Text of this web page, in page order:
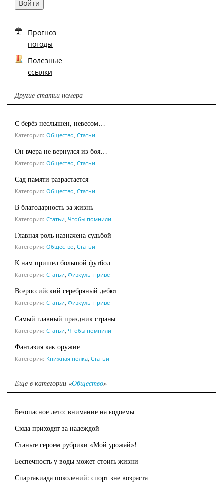
Войти
Прогноз
погоды
Полезные
ссылки
Другие статьи номера
С берёз неслышен, невесом…
Категория: Общество Статьи
Он вчера не вернулся из боя…
Категория: Общество Статьи
Сад памяти разрастается
Категория: Общество Статьи
В благодарность за жизнь
Категория: Статьи Чтобы помнили
Главная роль назначена судьбой
Категория: Общество Статьи
К нам пришел большой футбол
Категория: Статьи Физкультпривет
Всероссийский серебряный дебют
Категория: Статьи Физкультпривет
Самый главный праздник страны
Категория: Статьи Чтобы помнили
Фантазия как оружие
Категория: Книжная полка Статьи
Еще в категории «Общество»
Безопасное лето: внимание на водоемы
Сюда приходят за надеждой
Станьте героем рубрики «Мой урожай»!
Беспечность у воды может стоить жизни
Спартакиада поколений: спорт вне возраста